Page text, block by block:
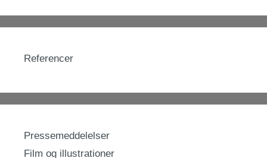
Referencer
Pressemeddelelser
Film og illustrationer